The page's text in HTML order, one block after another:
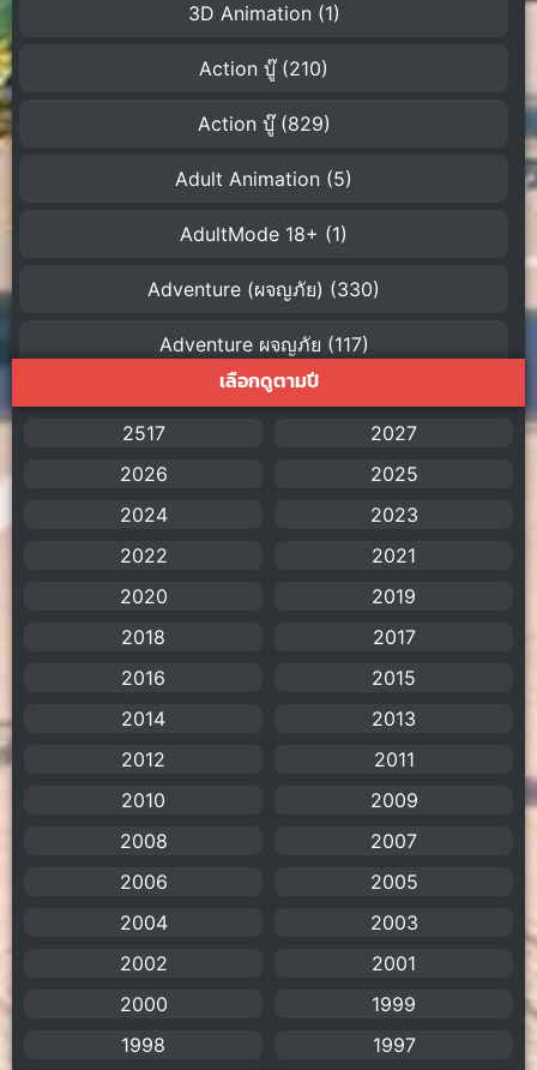
3D Animation (1)
Action บู๊(210)
Action บู๊(829)
Adult Animation (5)
AdultMode 18+ (1)
Adventure (ผจญภัย) (330)
Adventure ผจญภัย (117)
(1)
Animation การ์ตูน
Animation แอนิเมชั่น
เลือกดูตามปี
2517
2027
2026
2025
2024
2023
2022
2021
2020
2019
2018
2017
2016
2015
2014
2013
2012
2011
2010
2009
2008
2007
2006
2005
2004
2003
2002
2001
2000
1999
1998
1997